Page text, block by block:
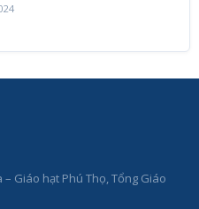
Giáo hạt Phú Thọ, Tổng Giáo